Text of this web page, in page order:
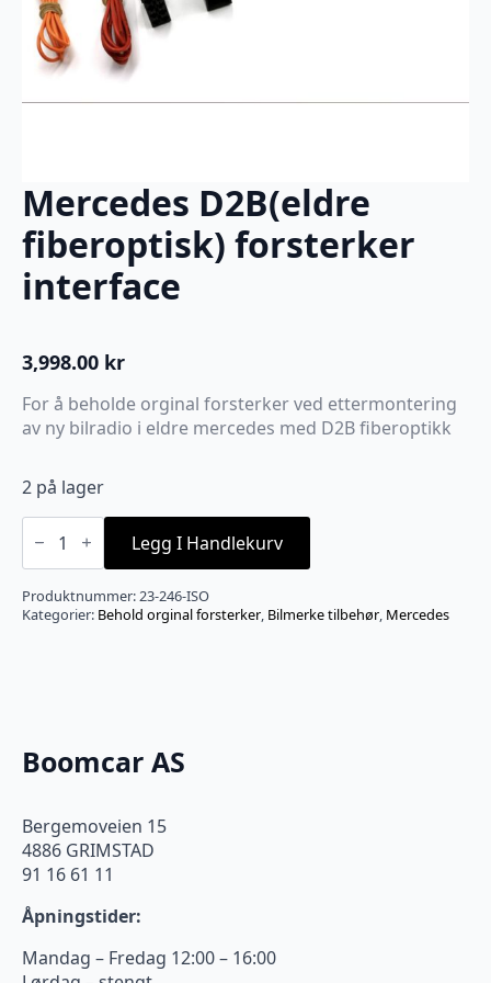
Mercedes D2B(eldre
fiberoptisk) forsterker
interface
3,998.00 kr
For å beholde orginal forsterker ved ettermontering
av ny bilradio i eldre mercedes med D2B fiberoptikk
2 på lager
Mercedes
D2B(eldre
forsterker
interface
antall
Legg I Handlekurv
Produktnummer:23-246-ISO
Kategorier: Behold orginal forsterker, Bilmerke tilbehør, Mercedes
Boomcar AS
Bergemoveien 15
4886 GRIMSTAD
91 16 61 11
Åpningstider:
Mandag – Fredag 12:00 – 16:00